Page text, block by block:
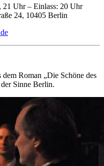
21 Uhr – Einlass: 20 Uhr
24, 10405 Berlin
Roman „Die Schöne des
Sinne Berlin.